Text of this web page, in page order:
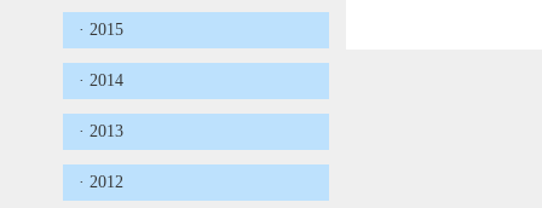
· 2015
· 2014
· 2013
· 2012